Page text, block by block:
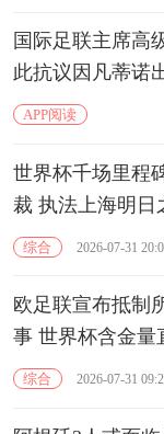
国际足联主席高
此抗议因凡蒂诺
APP阅读
世界杯千场里程
裁 执法上海明日
综合 2026-07-31
欧足联宣布抵制
事 世界杯含金量
综合 2026-07-31